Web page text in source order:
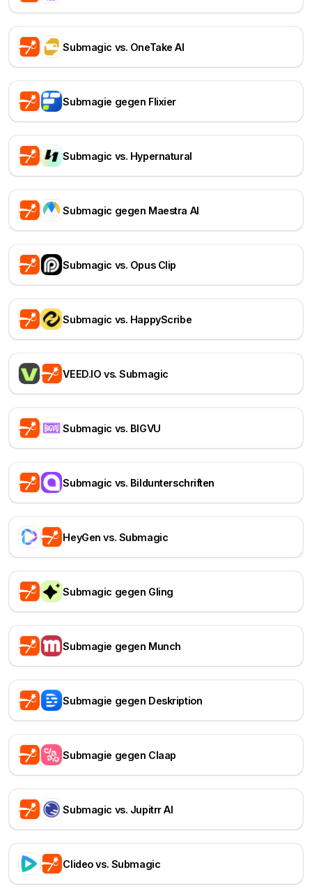
Submagic vs. OneTake AI
Submagie gegen Flixier
Submagic vs. Hypernatural
Submagic gegen Maestra AI
Submagic vs. Opus Clip
Submagic vs. HappyScribe
VEED.IO vs. Submagic
Submagic vs. BIGVU
Submagic vs. Bildunterschriften
HeyGen vs. Submagic
Submagic gegen Gling
Submagie gegen Munch
Submagie gegen Deskription
Submagie gegen Claap
Submagic vs. Jupitrr AI
Clideo vs. Submagic